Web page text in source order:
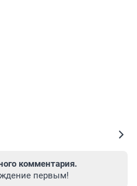
комментария.
первым!